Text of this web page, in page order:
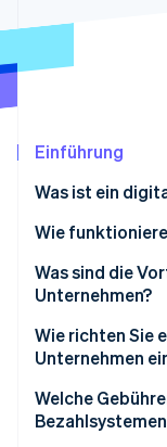
Identity
Online-
Einführung
Was ist ein
Wie
Was sind die
Unternehmen?
Wie richten Sie
Unternehmen
Welche